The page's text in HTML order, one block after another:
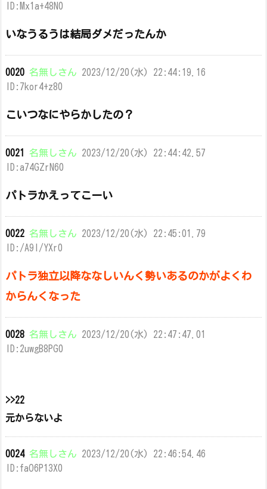
ID:Mx1a+48N0
いなうるうは結局ダメだったんか
0020 名無しさん 2023/12/20(水) 22:44:19.16
ID:7kor4+z80
こいつなにやらかしたの？
0021 名無しさん 2023/12/20(水) 22:44:42.57
ID:a74GZrN60
パトラかえってこーい
0022 名無しさん 2023/12/20(水) 22:45:01.79
ID:/A9I/YXr0
パトラ独立以降ななしいんく勢いあるのかがよくわ
からんくなった
0028 名無しさん 2023/12/20(水) 22:47:47.01
ID:2uwgB8PG0
>>22
元からないよ
0024 名無しさん 2023/12/20(水) 22:46:54.46
ID:faO6P13X0